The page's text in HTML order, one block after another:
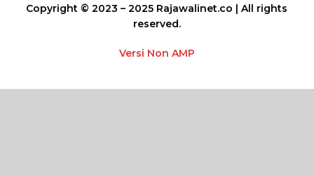
Copyright © 2023 – 2025 Rajawalinet.co | All rights
reserved.
Versi Non AMP